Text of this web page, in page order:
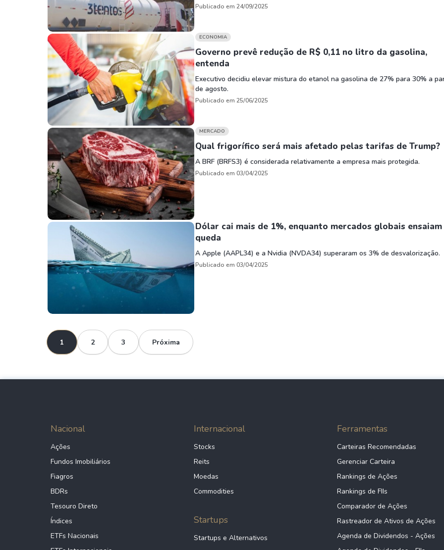
Publicado em 24/09/2025
ECONOMIA
Governo prevê redução de R$ 0,11 no litro da gasolina,
entenda
Executivo decidiu elevar mistura do etanol na gasolina de 27% para 30% a
de agosto.
Publicado em 25/06/2025
MERCADO
Qual frigorífico será mais afetado pelas tarifas de Trump?
A BRF (BRFS3) é considerada relativamente a empresa mais protegida.
Publicado em 03/04/2025
Dólar cai mais de 1%, enquanto mercados globais ensaiam
queda
A Apple (AAPL34) e a Nvidia (NVDA34) superaram os 3% de desvalorização.
Publicado em 03/04/2025
1 2 3 Próxima
Nacional
Ações
Fundos Imobiliários
Fiagros
BDRs
Tesouro Direto
Índices
ETFs Nacionais
Internacional
Stocks
Reits
Moedas
Commodities
Startups
Startups e Alternativos
Ferramentas
Carteiras Recomendadas
Gerenciar Carteira
Rankings de Ações
Rankings de FIIs
Comparador de Ações
Rastreador de Ativos de Ações
Agenda de Dividendos - Ações